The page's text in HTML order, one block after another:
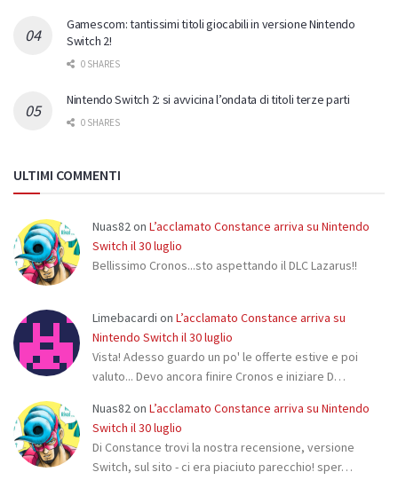
Gamescom: tantissimi titoli giocabili in versione Nintendo
Switch 2!
0 SHARES
Nintendo Switch 2: si avvicina l’ondata di titoli terze parti
0 SHARES
ULTIMI COMMENTI
Nuas82on L’acclamato Constance arriva su Nintendo
Switch il 30 luglio
Bellissimo Cronos...sto aspettando il DLC Lazarus!!
Limebacardi on L’acclamato Constance arriva su
Nintendo Switch il 30 luglio
Vista! Adesso guardo un po' le offerte estive e poi
valuto... Devo ancora finire Cronos e iniziare D…
Nuas82on L’acclamato Constance arriva su Nintendo
Switch il 30 luglio
Di Constance trovi la nostra recensione, versione
Switch, sul sito - ci era piaciuto parecchio! sper…